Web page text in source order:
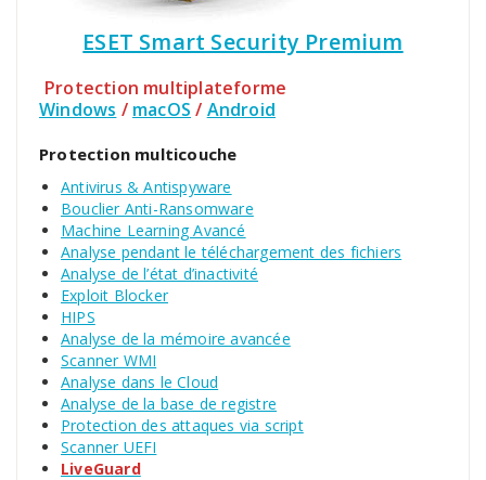
ESET Smart Security Premium
Protection multiplateforme
Windows / macOS / Android
Protection multicouche
Antivirus & Antispyware
Bouclier Anti-Ransomware
Machine Learning Avancé
Analyse pendant le téléchargement des fichiers
Analyse de l’état d’inactivité
Exploit Blocker
HIPS
Analyse de la mémoire avancée
Scanner WMI
Analyse dans le Cloud
Analyse de la base de registre
Protection des attaques via script
Scanner UEFI
LiveGuard